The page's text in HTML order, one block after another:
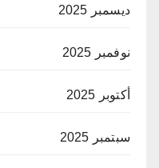
ديسمبر 2025
نوفمبر 2025
أكتوبر 2025
سبتمبر 2025